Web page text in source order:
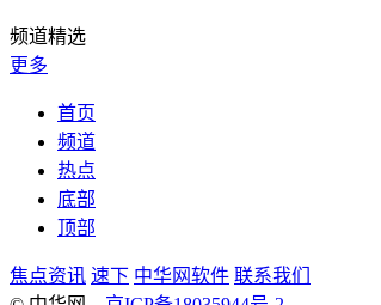
频道精选
更多
首页
频道
热点
底部
顶部
焦点资讯 速下 中华网软件 联系我们